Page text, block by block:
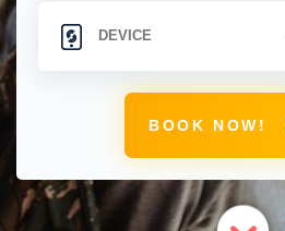
BOOK NOW!